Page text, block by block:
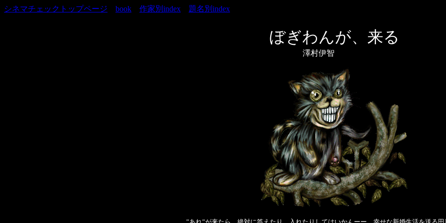
シネマチェックトップページ book 作家別index 題名別index
ぼぎわんが、来る
澤村伊智